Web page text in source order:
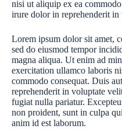
nisi ut aliquip ex ea
irure dolor in reprehenderit in
Lorem ipsum dolor sit amet,
sed do eiusmod tempor
magna aliqua. Ut enim ad
exercitation ullamco laboris
commodo consequat. Duis
reprehenderit in voluptate
fugiat nulla pariatur.
non proident, sunt in culpa
anim id est laborum.